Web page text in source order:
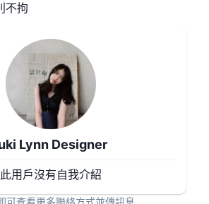
Lynn Designer
此用戶沒有自我介紹
不拘